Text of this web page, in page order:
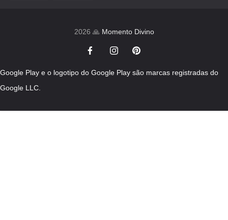
2026 🙏 Momento Divino
Google Play e o logotipo do Google Play são marcas registradas do
Google LLC.